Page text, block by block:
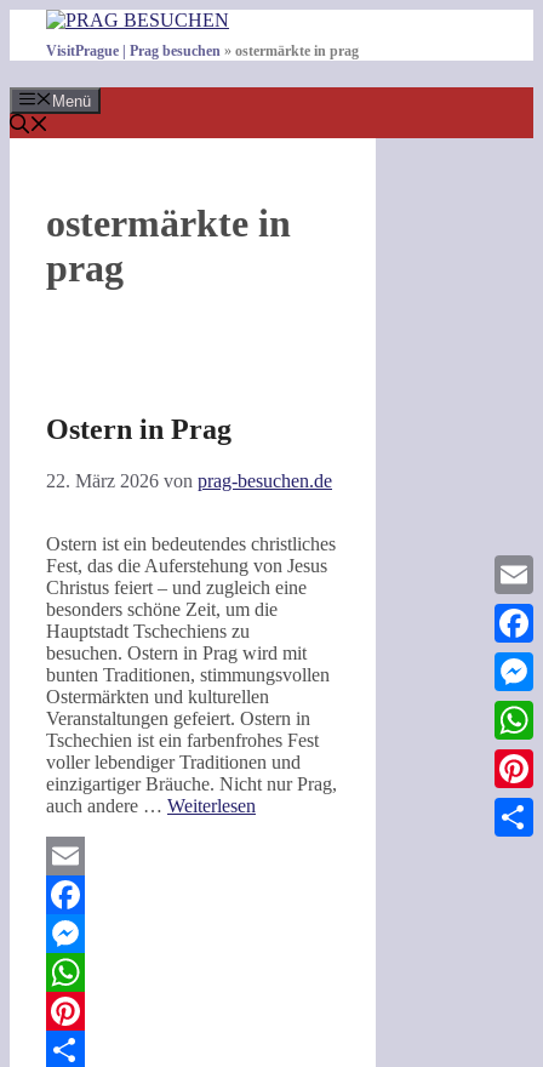
Inhalt
springen
VisitPrague | Prag besuchen » ostermärkte in prag
Menü
ostermärkte in
prag
Ostern in Prag
22. März 2026 von prag-besuchen.de
Ostern ist ein bedeutendes christliches
Fest, das die Auferstehung von Jesus
Christus feiert – und zugleich eine
besonders schöne Zeit, um die
Hauptstadt Tschechiens zu
besuchen. Ostern in Prag wird mit
bunten Traditionen, stimmungsvollen
Ostermärkten und kulturellen
Veranstaltungen gefeiert. Ostern in
Tschechien ist ein farbenfrohes Fest
voller lebendiger Traditionen und
einzigartiger Bräuche. Nicht nur Prag,
auch andere … Weiterlesen
Email
Facebook
Messenger
WhatsApp
Pinterest
Email